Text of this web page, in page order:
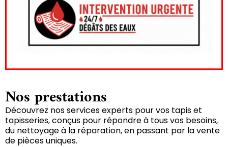
Nos prestations
Découvrez nos services experts pour vos tapis et
tapisseries, conçus pour répondre à tous vos besoins,
du nettoyage à la réparation, en passant par la vente
de pièces uniques.